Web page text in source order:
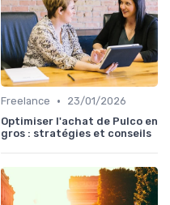
Freelance •
23/01/2026
Optimiser l'achat de Pulco en
gros : stratégies et conseils